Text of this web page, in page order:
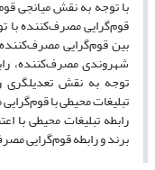
با توجه به نقش میانجی
قوم‌گرایی مصرف‌کننده با
بین قوم‌گرایی
شهروندی مصرف‌کننده،
توجه به نقش تعدیلگری
تبلیغات محیطی با
رابطه تبلیغات محیطی با
برند و رابطه قوم‌گرایی